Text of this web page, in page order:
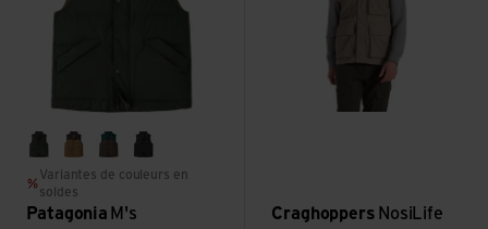
old growth green
coriander brown
otter brown
ink black
Variantes de couleurs en
soldes
Patagonia M's
Craghoppers NosiLife